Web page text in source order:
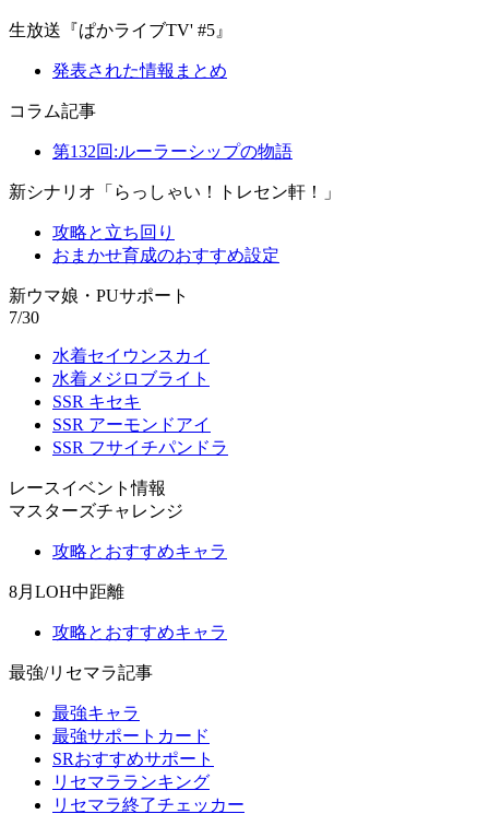
生放送『ぱかライブTV' #5』
発表された情報まとめ
コラム記事
第132回:ルーラーシップの物語
新シナリオ「らっしゃい！トレセン軒！」
攻略と立ち回り
おまかせ育成のおすすめ設定
新ウマ娘・PUサポート
7/30
水着セイウンスカイ
水着メジロブライト
SSR キセキ
SSR アーモンドアイ
SSR フサイチパンドラ
レースイベント情報
マスターズチャレンジ
攻略とおすすめキャラ
8月LOH中距離
攻略とおすすめキャラ
最強/リセマラ記事
最強キャラ
最強サポートカード
SRおすすめサポート
リセマラランキング
リセマラ終了チェッカー